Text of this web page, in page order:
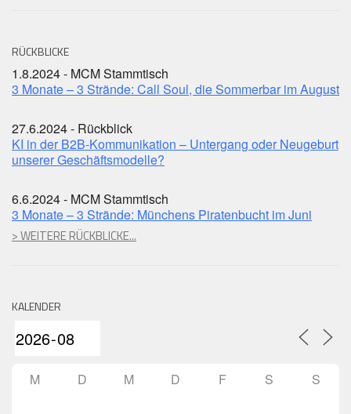
RÜCKBLICKE
1.8.2024 - MCM Stammtisch
3 Monate – 3 Strände: Call Soul, die Sommerbar im August
27.6.2024 - Rückblick
KI in der B2B-Kommunikation – Untergang oder Neugeburt
unserer Geschäftsmodelle?
6.6.2024 - MCM Stammtisch
3 Monate – 3 Strände: Münchens Piratenbucht im Juni
> WEITERE RÜCKBLICKE...
KALENDER
M D M D F S S